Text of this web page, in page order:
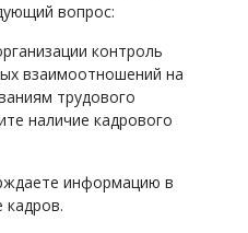
вопрос:
контроль
взаимоотношений на
трудового
наличие кадрового
информацию в